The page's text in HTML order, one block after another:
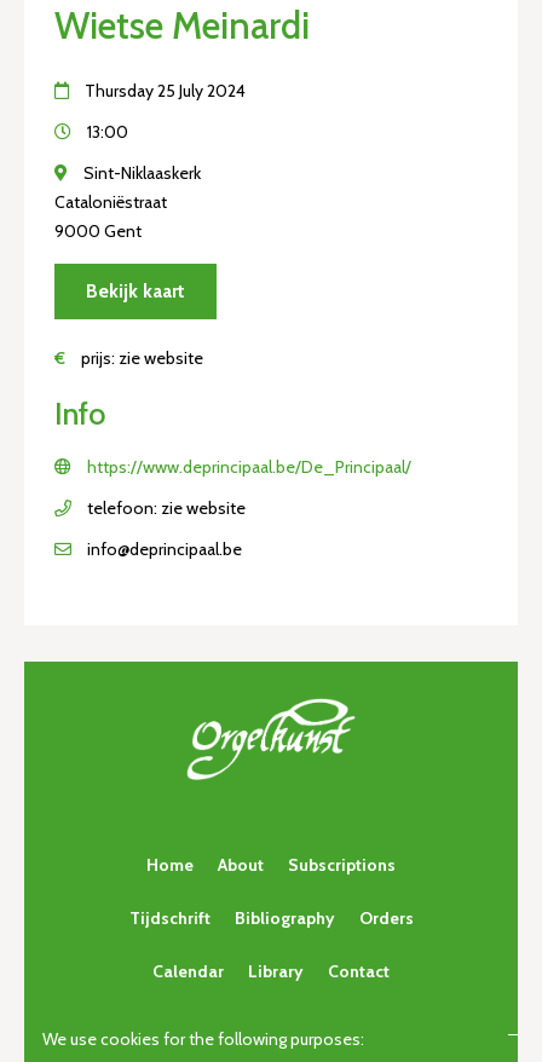
Wietse Meinardi
Thursday 25 July 2024
13:00
Sint-Niklaaskerk
Cataloniëstraat
9000 Gent
Bekijk kaart
€ prijs: zie website
Info
https://www.deprincipaal.be/De_Principaal/
telefoon: zie website
info@deprincipaal.be
Home About Subscriptions
Tijdschrift Bibliography Orders
Calendar Library Contact
We use cookies for the following purposes: